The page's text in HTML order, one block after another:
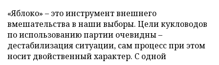
«Яблоко» – это инструмент внешнего
вмешательства в наши выборы. Цели кукловодов
по использованию партии очевидны –
дестабилизация ситуации, сам процесс при этом
носит двойственный характер. С одной